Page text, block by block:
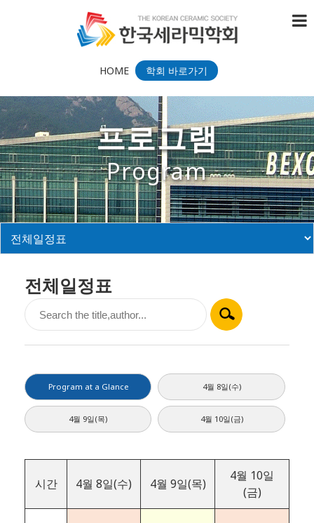
HOME 학회 바로가기
프로그램
Program
전체일정표
Program at a Glance 4월 8일(수)
4월 9일(목) 4월 10일(금)
시간 4월 8일(수) 4월 9일(목)
4월 10일
(금)